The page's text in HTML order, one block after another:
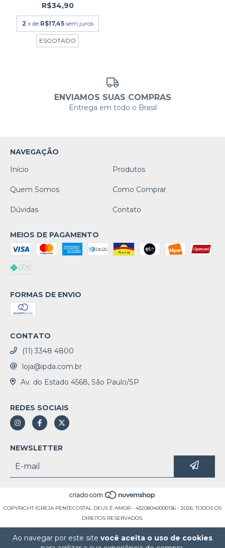
Ao navegar por este site você aceita o uso de cookies
R$34,90
2 x de R$17,45 sem juros
ESGOTADO
ENVIAMOS SUAS COMPRAS
Entrega em todo o Brasil
NAVEGAÇÃO
Início
Produtos
Quem Somos Como Comprar
Dúvidas Contato
MEIOS DE PAGAMENTO
FORMAS DE ENVIO
CONTATO
(11) 3348 4800
loja@ipda.com.br
Av. do Estado 4568, São Paulo/SP
REDES SOCIAIS
NEWSLETTER
COPYRIGHT IGREJA PENTECOSTAL DEUS É AMOR - 43208040000136 - 2026. TODOS OS
DIREITOS RESERVADOS.